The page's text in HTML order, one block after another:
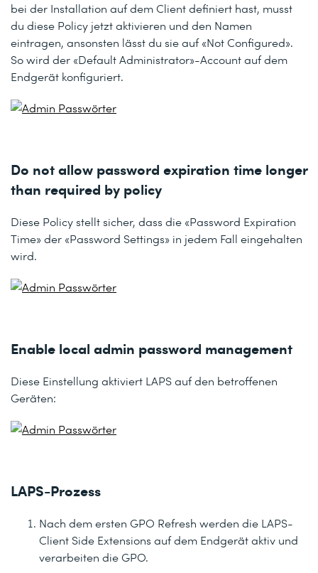
bei der Installation auf dem Client definiert hast, musst
du diese Policy jetzt aktivieren und den Namen
eintragen, ansonsten lässt du sie auf«Not Configured».
So wird der «Default Administrator»-Account auf dem
Endgerät konfiguriert.
Do not allow password expiration time longer
than required by policy
Diese Policy stellt sicher, dass die «Password Expiration
Time»der «Password Settings» in jedem Fall eingehalten
wird.
Enable local admin password management
Diese Einstellung aktiviert LAPS auf den betroffenen
Geräten:
LAPS-Prozess
Nach dem ersten GPO Refresh werden die LAPS-
Client Side Extensions auf dem Endgerät aktiv und
verarbeiten die GPO.